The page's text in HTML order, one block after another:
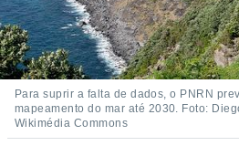
Para suprir a falta de dados, o PNRN
mapeamento do mar até 2030. Foto:
Wikimédia Commons